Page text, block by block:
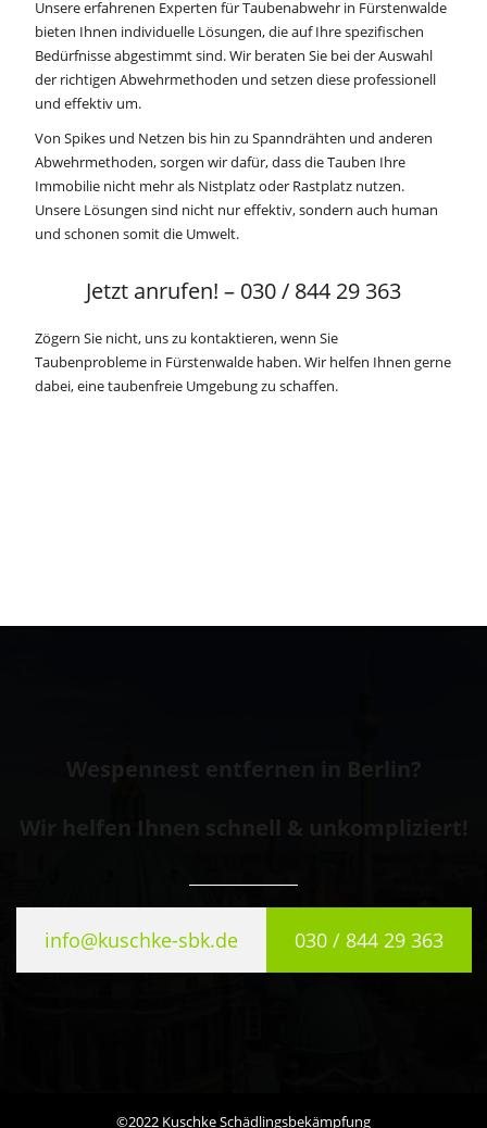
Unsere erfahrenen Experten für Taubenabwehr in Fürstenwalde
bieten Ihnen individuelle Lösungen, die auf Ihre spezifischen
Bedürfnisse abgestimmt sind. Wir beraten Sie bei der Auswahl
der richtigen Abwehrmethoden und setzen diese professionell
und effektiv um.
Von Spikes und Netzen bis hin zu Spanndrähten und anderen
Abwehrmethoden, sorgen wir dafür, dass die Tauben Ihre
Immobilie nicht mehr als Nistplatz oder Rastplatz nutzen.
Unsere Lösungen sind nicht nur effektiv, sondern auch human
und schonen somit die Umwelt.
Jetzt anrufen! – 030 / 844 29 363
Zögern Sie nicht, uns zu kontaktieren, wenn Sie
Taubenprobleme in Fürstenwalde haben. Wir helfen Ihnen gerne
dabei, eine taubenfreie Umgebung zu schaffen.
Wespennest entfernen in Berlin?
Wir helfen Ihnen schnell & unkompliziert!
info@kuschke-sbk.de 030 / 844 29 363
©2022 Kuschke Schädlingsbekämpfung